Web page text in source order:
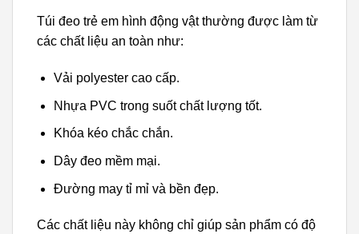
Túi đeo trẻ em hình động vật thường được làm từ
các chất liệu an toàn như:
Vải polyester cao cấp.
Nhựa PVC trong suốt chất lượng tốt.
Khóa kéo chắc chắn.
Dây đeo mềm mại.
Đường may tỉ mỉ và bền đẹp.
Các chất liệu này không chỉ giúp sản phẩm có độ